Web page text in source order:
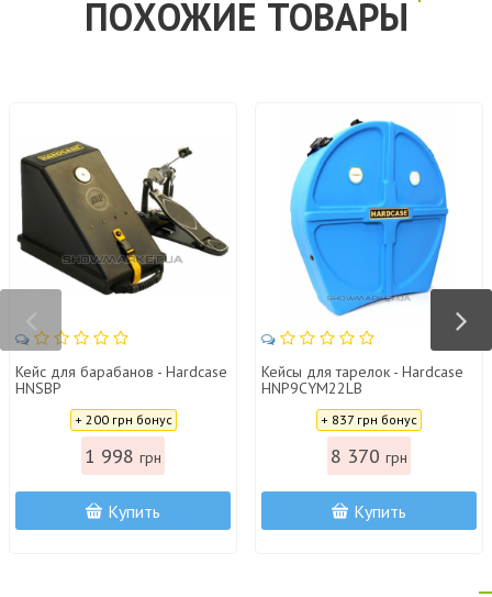
ПОХОЖИЕ ТОВАРЫ
Кейс для барабанов - Hardcase
HNSBP
+ 200 грн бонус
1 998 грн
Купить
Кейсы для тарелок - Hardcase
HNP9CYM22LB
+ 837 грн бонус
8 370 грн
Купить